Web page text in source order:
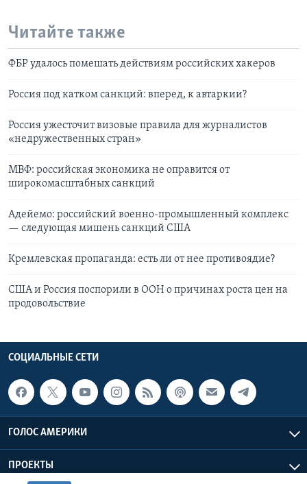
Читайте также
ФБР удалось помешать действиям российских хакеров
Россия под катком санкций: вперед, к автаркии?
Россия ужесточит визовые правила для журналистов
«недружественных стран»
МВФ: российская экономика не оправится от
широкомасштабных санкций
Адейемо: российский военно-промышленный комплекс
— следующая мишень санкций США
Кремлевская пропаганда: есть ли от нее противоядие?
США и Россия поспорили в ООН о причинах роста цен на
продовольствие
СОЦИАЛЬНЫЕ СЕТИ
ГОЛОС АМЕРИКИ
ПРОЕКТЫ